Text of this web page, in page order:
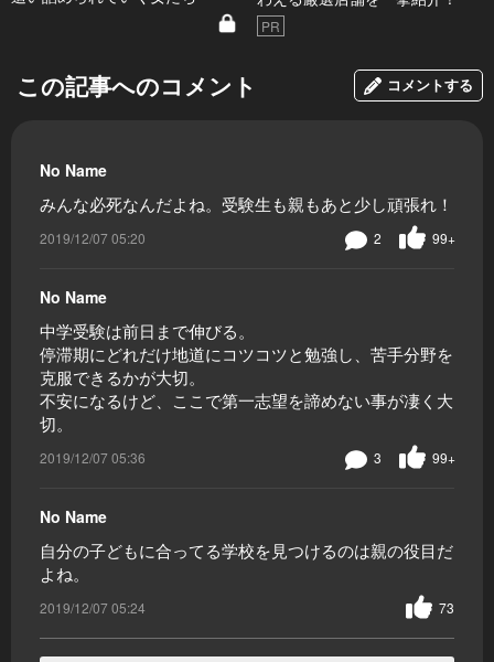
PR
この記事へのコメント コメントする
No Name
みんな必死なんだよね。受験生も親もあと少し頑張れ！
2019/12/07 05:20 99+
2
No Name
中学受験は前日まで伸びる。
停滞期にどれだけ地道にコツコツと勉強し、苦手分野を
克服できるかが大切。
不安になるけど、ここで第一志望を諦めない事が凄く大
切。
2019/12/07 05:36 99+
3
No Name
自分の子どもに合ってる学校を見つけるのは親の役目だ
よね。
2019/12/07 05:24 73